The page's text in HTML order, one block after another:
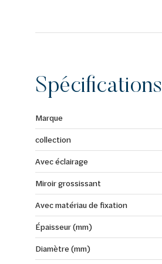
Spécifications
Marque
collection
Avec éclairage
Miroir grossissant
Avec matériau de fixation
Épaisseur (mm)
Diamètre (mm)